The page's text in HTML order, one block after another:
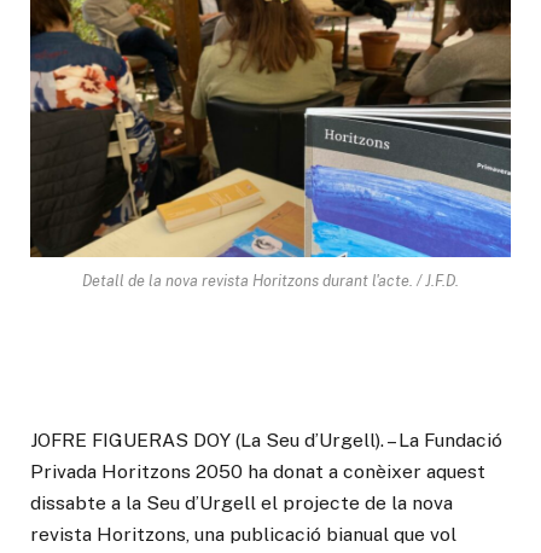
Detall de la nova revista Horitzons durant l'acte. / J.F.D.
JOFRE FIGUERAS DOY (La Seu d’Urgell). – La Fundació
Privada Horitzons 2050 ha donat a conèixer aquest
dissabte a la Seu d’Urgell el projecte de la nova
revista Horitzons, una publicació bianual que vol